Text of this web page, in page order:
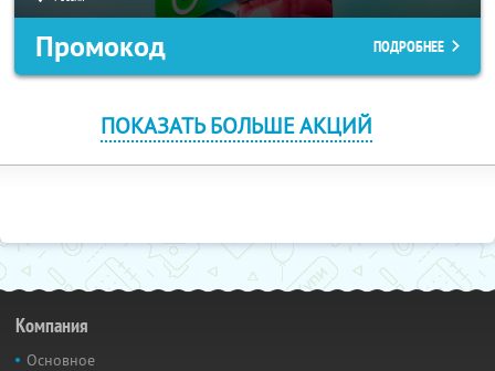
Промокод ПОДРОБНЕЕ
ПОКАЗАТЬ БОЛЬШЕ АКЦИЙ
Компания
Основное